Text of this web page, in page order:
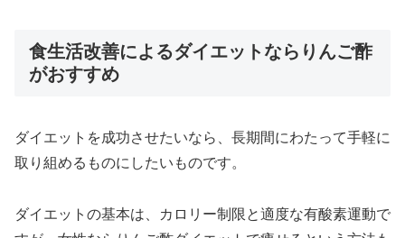
食生活改善によるダイエットならりんご酢
がおすすめ
ダイエットを成功させたいなら、長期間にわたって手軽に
取り組めるものにしたいものです。
ダイエットの基本は、カロリー制限と適度な有酸素運動で